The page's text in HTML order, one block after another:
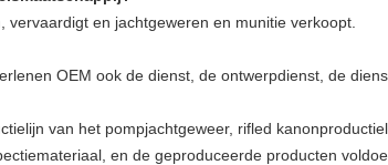
en jachtgeweren en munitie verkoopt.
OEM ook de dienst, de ontwerpdienst, de
van het pompjachtgeweer, rifled
en de geproduceerde producten